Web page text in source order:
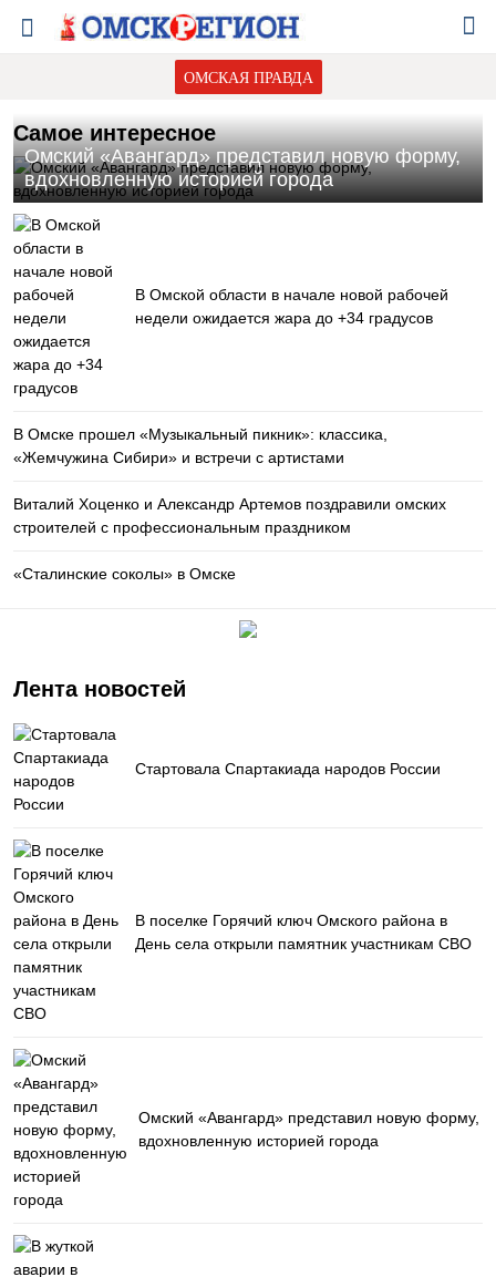
ОМСКАЯ ПРАВДА
Самое интересное
Омский «Авангард» представил новую форму,
вдохновленную историей города
В Омской области в начале новой рабочей
недели ожидается жара до +34 градусов
В Омске прошел «Музыкальный пикник»: классика,
«Жемчужина Сибири» и встречи с артистами
Виталий Хоценко и Александр Артемов поздравили омских
строителей с профессиональным праздником
«Сталинские соколы» в Омске
Лента новостей
Стартовала Спартакиада народов России
В поселке Горячий ключ Омского района в
День села открыли памятник участникам СВО
Омский «Авангард» представил новую форму,
вдохновленную историей города